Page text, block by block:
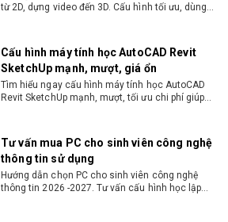
từ 2D, dựng video đến 3D. Cấu hình tối ưu, dùng
Cấu hình máy tính học AutoCAD Revit
SketchUp mạnh, mượt, giá ổn
Tìm hiểu ngay cấu hình máy tính học AutoCAD
Revit SketchUp mạnh, mượt, tối ưu chi phí giúp
Tư vấn mua PC cho sinh viên công nghệ
thông tin sử dụng
Hướng dẫn chọn PC cho sinh viên công nghệ
thông tin 2026 -2027. Tư vấn cấu hình học lập